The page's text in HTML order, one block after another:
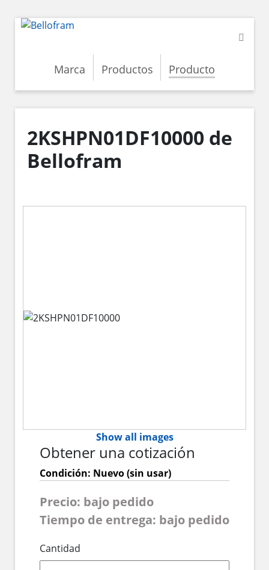
Marca Productos Producto
2KSHPN01DF10000 de
Bellofram
Show all images
Obtener una cotización
Condición: Nuevo (sin usar)
Precio: bajo pedido
Tiempo de entrega: bajo pedido
Cantidad